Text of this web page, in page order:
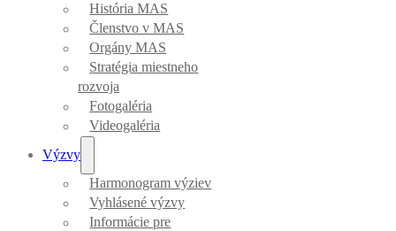
História MAS
Členstvo v MAS
Orgány MAS
Stratégia miestneho
rozvoja
Fotogaléria
Videogaléria
Výzvy
Harmonogram výziev
Vyhlásené výzvy
Informácie pre